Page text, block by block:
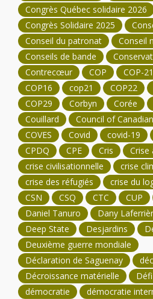
Congrès Québec solidaire 2026
Congrès Solidaire 2025
Conseil du patronat
Conseil
Conseils de bande
Contrecœur
COP COP-21
COP16
cop21 COP22
COP29
Corbyn Corée
Couillard
Council of
COVES
Covid covid-19
CPDQ
CPE Cris
Crise
crise civilisationnelle
crise
crise des réfugiés
crise du
CSN
CSQ CTC CUP
Daniel Tanuro
Dany
Deep State
Desjardins
Deuxième guerre mondiale
Déclaration de Saguenay
Décroissance matérielle
démocratie
démocratie